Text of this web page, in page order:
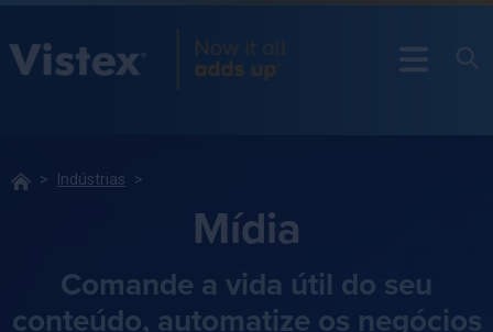
Indústrias
Mídia
Comande a vida útil do seu
conteúdo, automatize os negócios